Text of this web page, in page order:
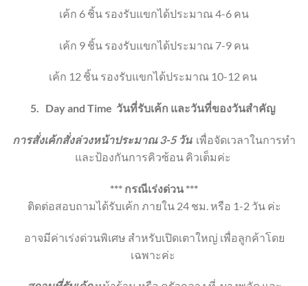
เค้ก 6 ชิ้น รองรับแขกได้ประมาณ 4-6 คน
เค้ก 9 ชิ้น รองรับแขกได้ประมาณ 7-9 คน
เค้ก 12 ชิ้น รองรับแขกได้ประมาณ 10-12 คน
5. Day and Time วันที่รับเค้ก และวันที่ของวันสำคัญ
การสั่งเค้กสั่งล่วงหน้าประมาณ 3-5 วัน เพื่อจัดเวลาในการทำ
และป้องกันการคิวซ้อน คิวเต็มค่ะ
*** กรณีเร่งด่วน ***
ติดต่อสอบถามได้รับเค้ก ภายใน 24 ชม. หรือ 1-2 วัน ค่ะ
อาจมีค่าเร่งด่วนพิเศษ สำหรับเปิดเตาใหญ่ เพื่อลูกค้าโดย
เฉพาะค่ะ